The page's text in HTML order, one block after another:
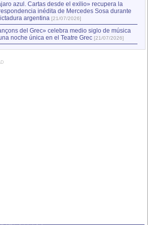
azul. Cartas desde el exilio» recupera la
inédita de Mercedes Sosa durante
argentina [21/07/2026]
del Grec» celebra medio siglo de música
noche única en el Teatre Grec [21/07/2026]